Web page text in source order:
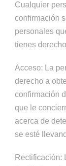
Cualquier
confirmación
personales
tienes
Acceso: La
derecho a
confirmación
que le
acerca de
se esté
Rectificación: